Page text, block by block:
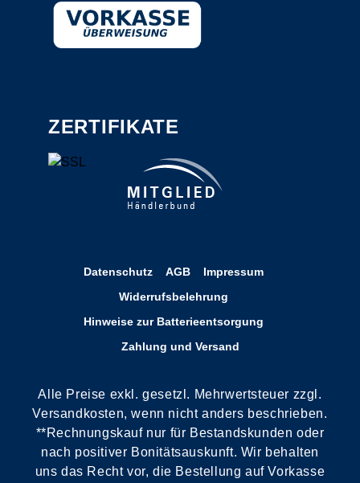
ZERTIFIKATE
Datenschutz AGB
Impressum
Widerrufsbelehrung
Hinweise zur Batterieentsorgung
Zahlung und Versand
Alle Preise exkl. gesetzl. Mehrwertsteuer zzgl.
Versandkosten, wenn nicht anders beschrieben.
**Rechnungskauf nur für Bestandskunden oder
nach positiver Bonitätsauskunft. Wir behalten
uns das Recht vor, die Bestellung auf Vorkasse